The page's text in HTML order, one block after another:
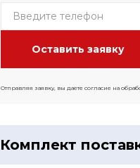
Отправляя заявку, вы даете согласие на
Комплект